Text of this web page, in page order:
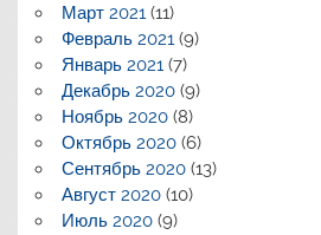
Март 2021(11)
Февраль 2021(9)
Январь 2021(7)
Декабрь 2020(9)
Ноябрь 2020(8)
Октябрь 2020(6)
Сентябрь 2020(13)
Август 2020(10)
Июль 2020(9)